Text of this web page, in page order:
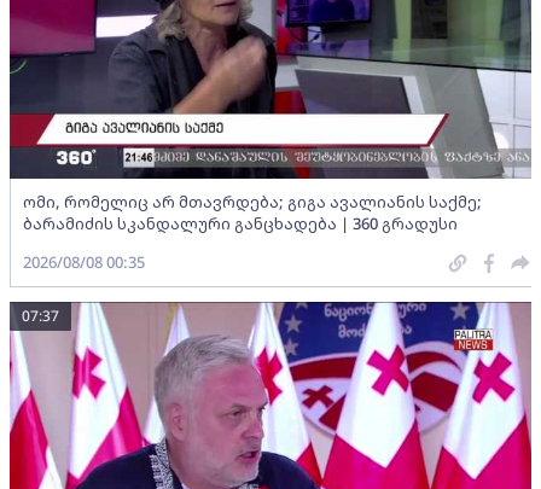
ომი, რომელიც არ მთავრდება; გიგა ავალიანის საქმე;
ბარამიძის სკანდალური განცხადება | 360 გრადუსი
2026/08/08 00:35
07:37